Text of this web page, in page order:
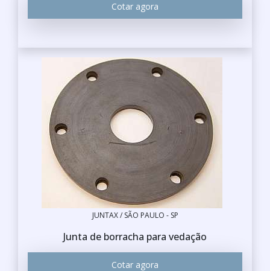
Cotar agora
JUNTAX / SÃO PAULO - SP
Junta de borracha para vedação
Cotar agora